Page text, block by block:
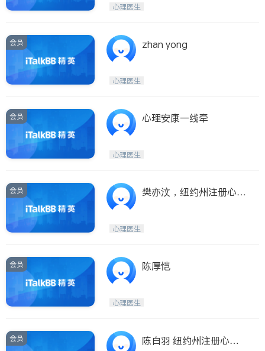
心理医生
会员 zhan yong
心理医生
会员 心理安康一线牵
心理医生
会员
樊亦汶，纽约州注册心理
心理医生
会员 陈厚恺
心理医生
会员
陈白羽 纽约州注册心理